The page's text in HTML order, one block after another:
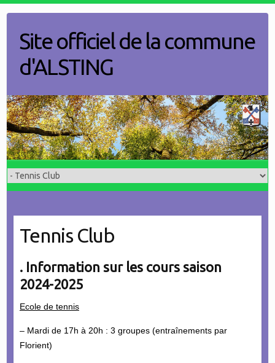
contentSite officiel de la commune
d'ALSTING
Tennis Club
. Information sur les cours saison
2024-2025
Ecole de tennis
– Mardi de 17h à 20h : 3 groupes (entraînements par
Florient)